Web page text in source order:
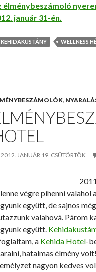
élménybeszámoló
január 31-én.
KEHIDAKUSTÁNY WELLNESS
,
2012. JANUÁR 19. CSÜTÖRTÖK
végre pihenni valahol
együtt, de sajnos
valahová. Párom
együtt.
a Kehida Hotel-
hatalmas élmény
nagyon kedves